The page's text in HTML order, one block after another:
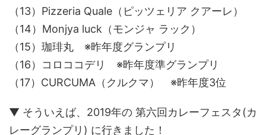
（13）Pizzeria Quale（ピッツェリア クアーレ）
（14）Monjya luck（モンジャ ラック）
（15）珈琲丸 ※昨年度グランプリ
（16）コロココデリ ※昨年度準グランプリ
（17）CURCUMA（クルクマ） ※昨年度3位
▼ そういえば、2019年の 第六回カレーフェスタ(カ
レーグランプリ) に行きました！